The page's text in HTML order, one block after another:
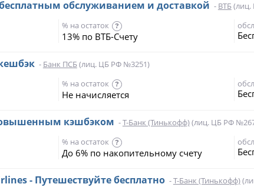
обслуживанием и доставкой - ВТБ(лиц.
% на остаток ?
13% по ВТБ-Счету
- Банк ПСБ(лиц. ЦБ РФ №3251)
% на остаток ?
Не начисляется
кэшбэком -Т-Банк (Тинькофф)(лиц. ЦБ РФ
% на остаток ?
До 6% по накопительному счету
- Путешествуйте бесплатно -Т-Банк (Тинькофф)